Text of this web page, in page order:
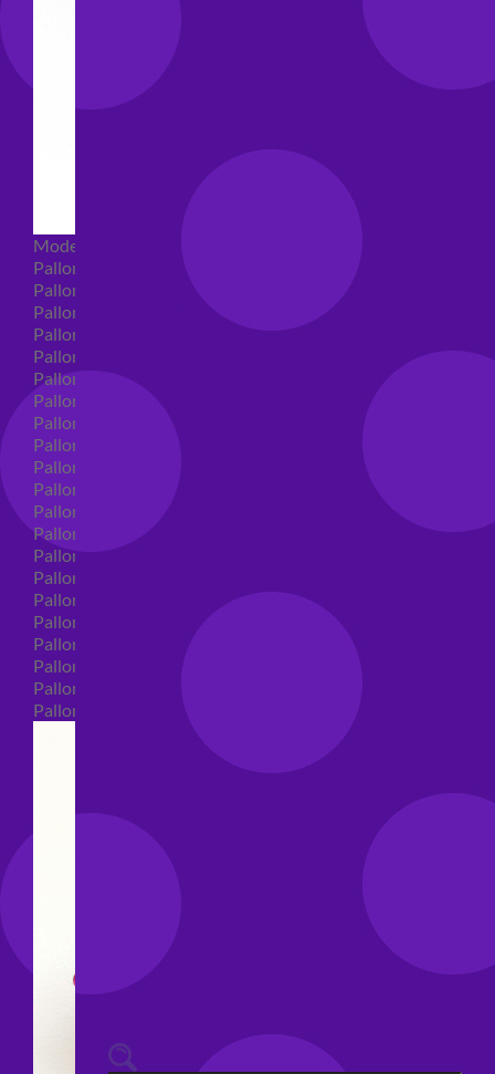
Modellabili
Palloncini mongolfiera in lattice
Palloncini Mini Shape
Palloncini Shape
Palloncini nascita shape
Palloncini Battesimo shape
Palloncini Altre Ricorrenze Shape
Palloncini primo compleanno shape
Palloncini Animali Shape
Palloncini Personaggi shape
Palloncini comunione shape
Palloncini Cresima shape
Palloncini laurea shape
Palloncini compleanno shape
Palloncini 18 anni shape
Palloncini 30 anni shape
Palloncini 40 anni shape
Palloncini 50 anni shape
Palloncini 60/70/80/90/100 anni shape
Palloncini Matrimonio shape
Palloncini Anniversario shape
Palloncini generici shape